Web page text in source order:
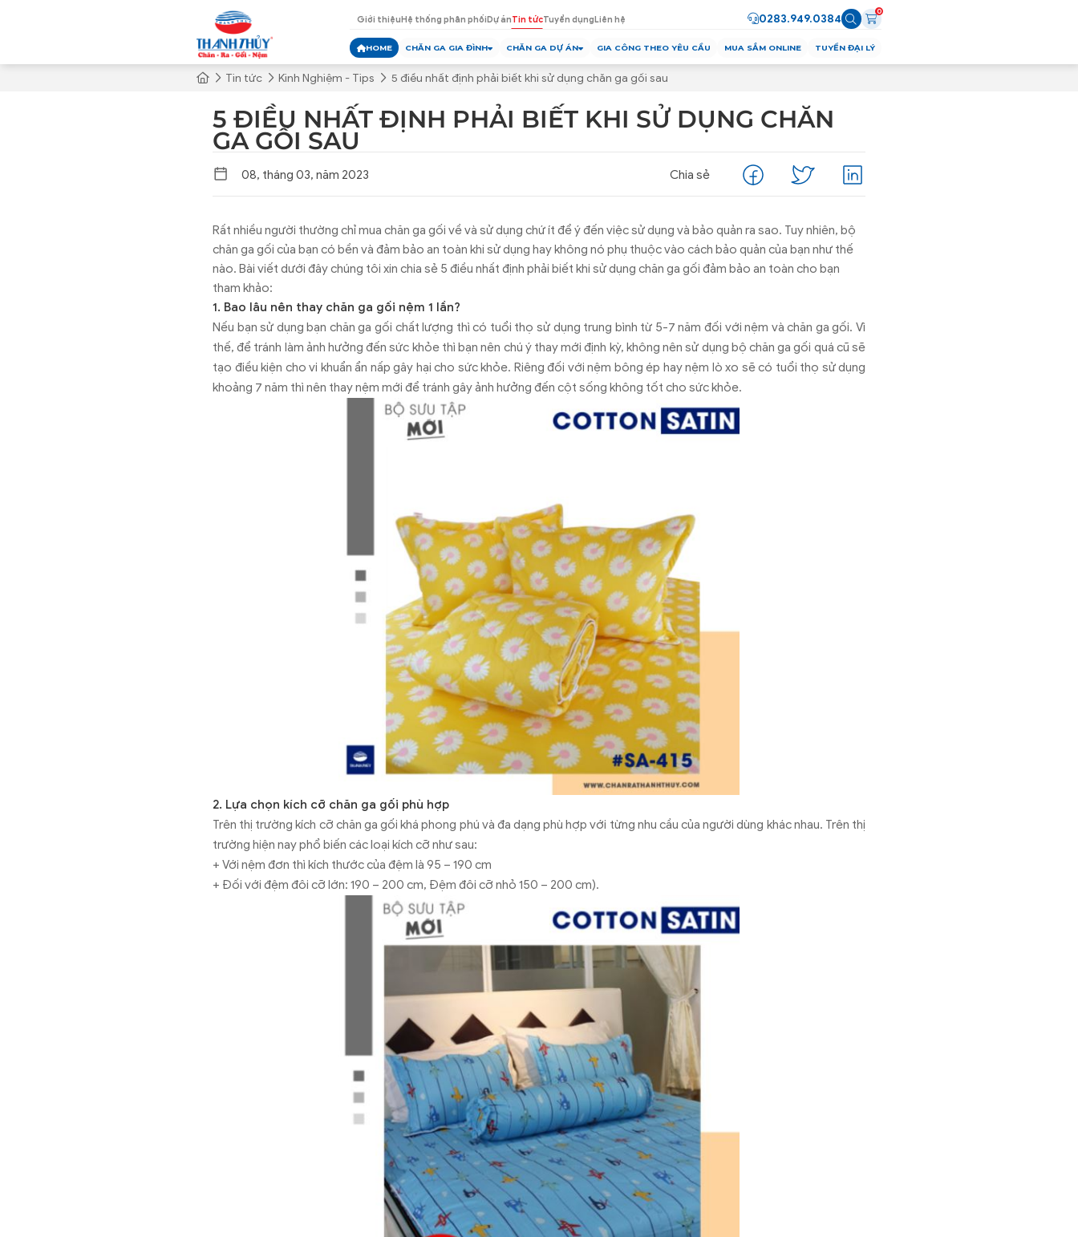
Giới thiệuHệ thống phân phốiDự ánTin tứcTuyển dụngLiên hệ 0283.949.0384
0
HOME CHĂN GA GIA ĐÌNH CHĂN GA DỰ ÁN GIA CÔNG THEO YÊU CẦU MUA SẮM ONLINE TUYỂN ĐẠI LÝ
Tin tức Kinh Nghiệm - Tips 5 điều nhất định phải biết khi sử dụng chăn ga gối sau
5 ĐIỀU NHẤT ĐỊNH PHẢI BIẾT KHI SỬ DỤNG CHĂN
GA GỐI SAU
08, tháng 03, năm 2023 Chia sẻ
Rất nhiều người thường chỉ mua chăn ga gối về và sử dụng chứ ít để ý đến việc sử dụng và bảo quản ra sao. Tuy nhiên, bộ
chăn ga gối của bạn có bền và đảm bảo an toàn khi sử dụng hay không nó phụ thuộc vào cách bảo quản của bạn như thế
nào. Bài viết dưới đây chúng tôi xin chia sẻ 5 điều nhất định phải biết khi sử dụng chăn ga gối đảm bảo an toàn cho bạn
tham khảo:
1. Bao lâu nên thay chăn ga gối nệm 1 lần?
Nếu bạn sử dụng bạn chăn ga gối chất lượng thì có tuổi thọ sử dụng trung bình từ 5-7 năm đối với nệm và chăn ga gối. Vì
thế, để tránh làm ảnh hưởng đến sức khỏe thì bạn nên chú ý thay mới định kỳ, không nên sử dụng bộ chăn ga gối quá cũ sẽ
tạo điều kiện cho vi khuẩn ẩn nấp gây hại cho sức khỏe. Riêng đối với nệm bông ép hay nệm lò xo sẽ có tuổi thọ sử dụng
khoảng 7 năm thì nên thay nệm mới để tránh gây ảnh hưởng đến cột sống không tốt cho sức khỏe.
2. Lựa chọn kích cỡ chăn ga gối phù hợp
Trên thị trường kích cỡ chăn ga gối khá phong phú và đa dạng phù hợp với từng nhu cầu của người dùng khác nhau. Trên thị
trường hiện nay phổ biến các loại kích cỡ như sau:
+ Với nệm đơn thì kích thước của đệm là 95 – 190 cm
+ Đối với đệm đôi cỡ lớn: 190 – 200 cm, Đệm đôi cỡ nhỏ 150 – 200 cm).